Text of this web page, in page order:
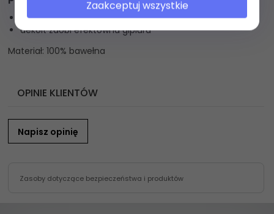
wykonana z przyjemnej dla ciała bawełny
dekolt zdobi efektowna gipiura
Materiał: 100% bawełna
OPINIE KLIENTÓW
Napisz opinię
Zasoby dotyczące bezpieczeństwa i produktów
Zaakceptuj wszystkie